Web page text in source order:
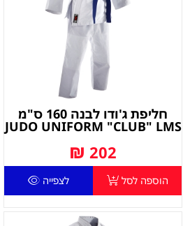
חליפת ג'ודו לבנה 160 ס"מ
JUDO UNIFORM "CLUB" LMS
202
₪
הוספה לסל לצפייה